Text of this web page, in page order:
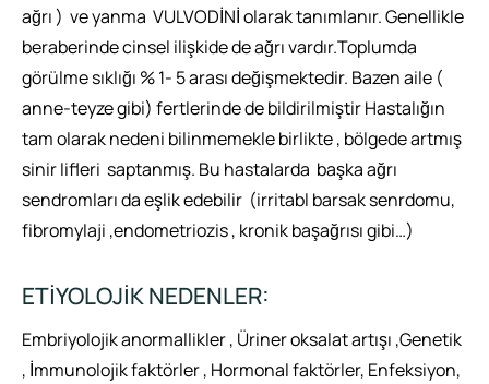
ağrı ) ve yanma VULVODİNİ olarak tanımlanır. Genellikle
beraberinde cinsel ilişkide de ağrı vardır.Toplumda
görülme sıklığı % 1- 5 arası değişmektedir. Bazen aile (
anne-teyze gibi) fertlerinde de bildirilmiştir Hastalığın
tam olarak nedeni bilinmemekle birlikte , bölgede artmış
sinir lifleri saptanmış. Bu hastalarda başka ağrı
sendromları da eşlik edebilir (irritabl barsak senrdomu,
fibromylaji ,endometriozis , kronik başağrısı gibi…)
ETİYOLOJİK NEDENLER:
Embriyolojik anormallikler , Üriner oksalat artışı ,Genetik
, İmmunolojik faktörler , Hormonal faktörler, Enfeksiyon,